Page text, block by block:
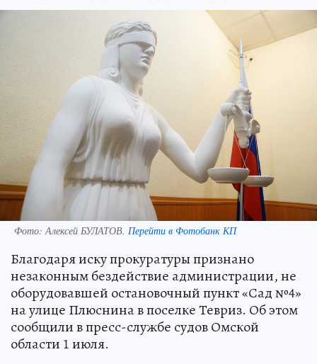
Фото: Алексей БУЛАТОВ. Перейти в Фотобанк КП
Благодаря иску прокуратуры признано
незаконным бездействие администрации, не
оборудовавшей остановочный пункт «Сад №4»
на улице Плюснина в поселке Тевриз. Об этом
сообщили в пресс-службе судов Омской
области 1 июля.